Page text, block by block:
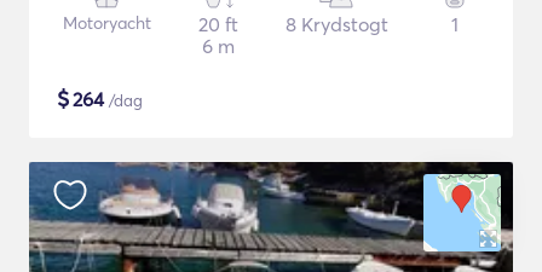
Motoryacht
20 ft
6 m
8 Krydstogt 1
$264/dag